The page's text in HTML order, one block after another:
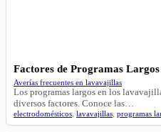
Factores de Programas
Averías frecuentes en lavavajillas
Los programas largos en los
diversos factores. Conoce las…
electrodomésticos lavavajillas programas